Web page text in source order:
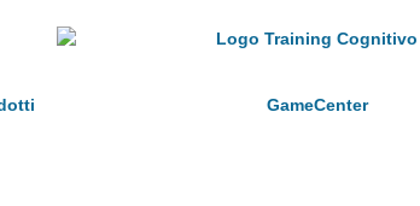
GameCenter